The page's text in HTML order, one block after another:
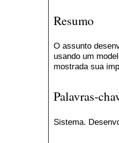
Resumo
O assunto
usando um
mostrada sua
Palavras-
Sistema.